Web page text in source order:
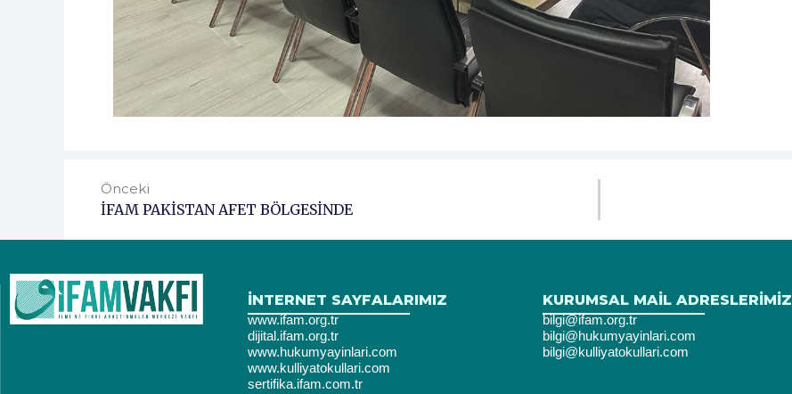
Önceki
İFAM PAKİSTAN AFET BÖLGESİNDE
İNTERNET SAYFALARIMIZ
www.ifam.org.tr
dijital.ifam.org.tr
www.hukumyayinlari.com
www.kulliyatokullari.com
sertifika.ifam.com.tr
KURUMSAL MAIL ADRESLERIMIZ
bilgi@ifam.org.tr
bilgi@hukumyayinlari.com
bilgi@kulliyatokullari.com